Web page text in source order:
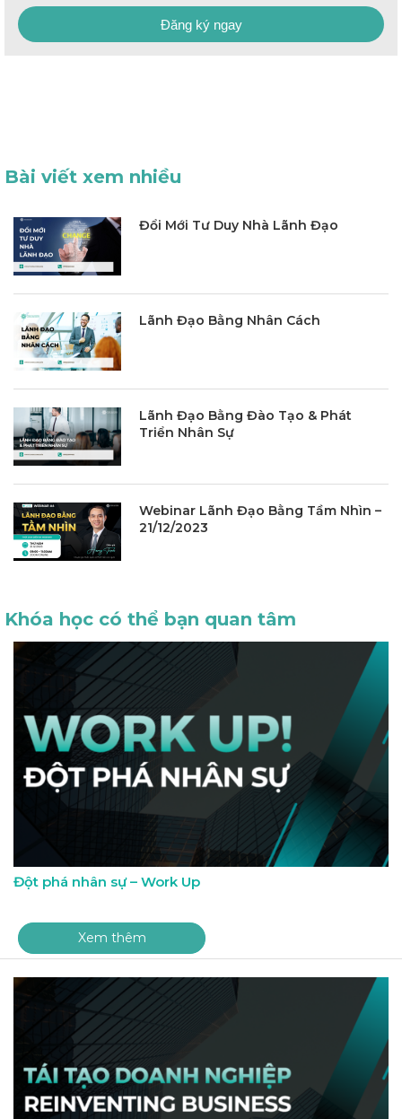
Đăng ký ngay
Bài viết xem nhiều
Đổi Mới Tư Duy Nhà Lãnh Đạo
Lãnh Đạo Bằng Nhân Cách
Lãnh Đạo Bằng Đào Tạo & Phát
Triển Nhân Sự
Webinar Lãnh Đạo Bằng Tầm Nhìn –
21/12/2023
Khóa học có thể bạn quan tâm
Đột phá nhân sự – Work Up
Xem thêm